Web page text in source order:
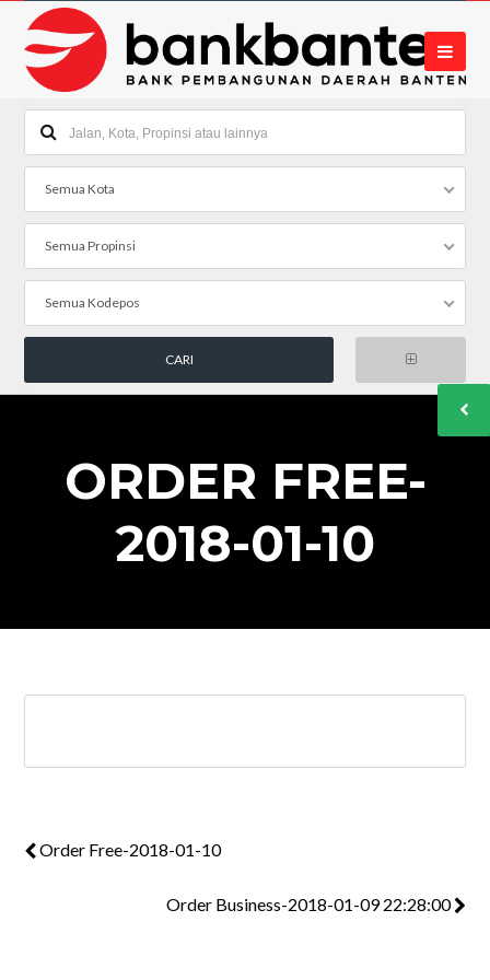
Semua Kota
Semua Propinsi
Semua Kodepos
ORDER FREE-
2018-01-10
Order Free-2018-01-10
Order Business-2018-01-09 22:28:00